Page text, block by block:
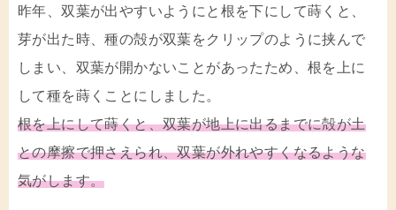
昨年、双葉が出やすいようにと根を下にして蒔くと、
芽が出た時、種の殻が双葉をクリップのように挟んで
しまい、双葉が開かないことがあったため、根を上に
して種を蒔くことにしました。
根を上にして蒔くと、双葉が地上に出るまでに殻が土
との摩擦で押さえられ、双葉が外れやすくなるような
気がします。